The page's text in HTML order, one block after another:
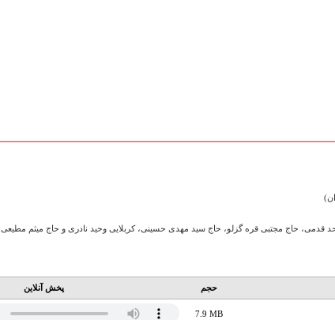
️حاج مجتبی قره گزلو، ️حاج سید مهدی حسینی، ️کربلایی وحید نادری و حاج میثم مطیعی
حجم پخش آنلاین
7.9 MB